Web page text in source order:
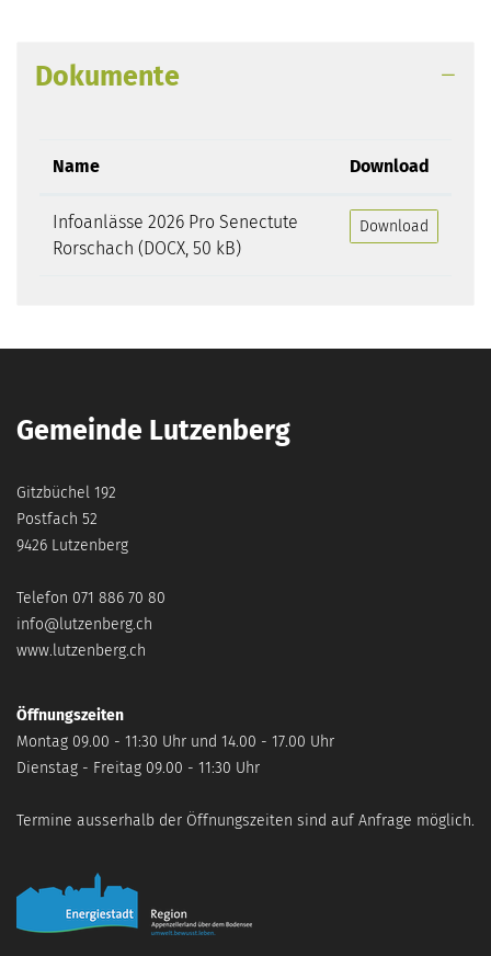
Dokumente
Name Download
Infoanlässe 2026 Pro Senectute
Rorschach (DOCX, 50 kB)
Download
Gemeinde Lutzenberg
Gitzbüchel 192
Postfach 52
9426 Lutzenberg
Telefon 071 886 70 80
info@lutzenberg.ch
www.lutzenberg.ch
Öffnungszeiten
Montag 09.00 - 11:30 Uhr und 14.00 - 17.00 Uhr
Dienstag - Freitag 09.00 - 11:30 Uhr
Termine ausserhalb der Öffnungszeiten sind auf Anfrage möglich.